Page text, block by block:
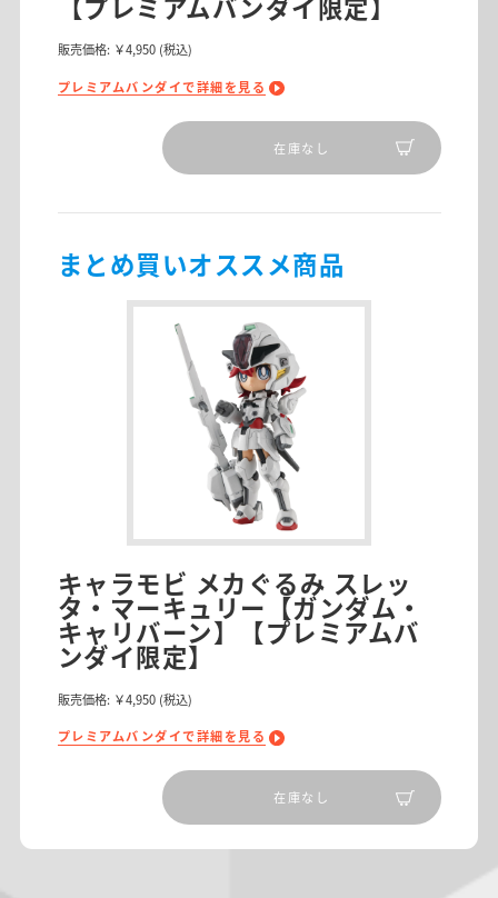
販売価格: ￥4,950 (税込)
プレミアムバンダイで詳細を見る
在庫なし
まとめ買いオススメ商品
キャラモビ メカぐるみ スレッ
タ・マーキュリー【ガンダム・
キャリバーン】【プレミアムバ
ンダイ限定】
販売価格: ￥4,950 (税込)
プレミアムバンダイで詳細を見る
在庫なし